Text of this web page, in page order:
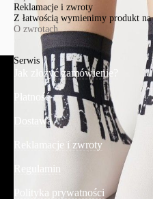
Reklamacje i zwroty
Z łatwością wymienimy produkt
O zwrotach
Serwis
Jak złożyć zamówienie?
Płatność
Dostawa
Reklamacje i zwroty
Regulamin
Polityka prywatności